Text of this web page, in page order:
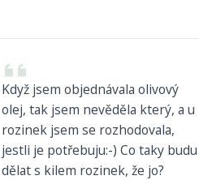
Když jsem objednávala olivový
olej, tak jsem nevěděla který, a u
rozinek jsem se rozhodovala,
jestli je potřebuju:-) Co taky budu
dělat s kilem rozinek, že jo?